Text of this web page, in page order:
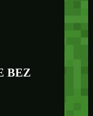
BEZ